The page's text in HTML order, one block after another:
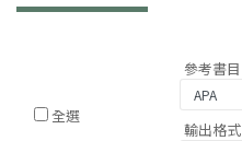
全選
參考書目
輸出格式